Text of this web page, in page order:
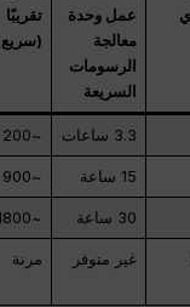
عمل وحدة
معالجة
الرسومات
السريعة
تقريبًا
3.3 ساعات ~200
15 ساعة ~900
30 ساعة ~1800
غير متوفر مرنة